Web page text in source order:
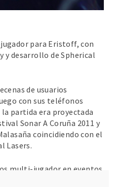
para Eristoff, con
y desarrollo de Spherical
de usuarios
con sus teléfonos
partida era proyectada
Sonar A Coruña 2011 y
coincidiendo con el
Lasers.
multi-jugador en eventos